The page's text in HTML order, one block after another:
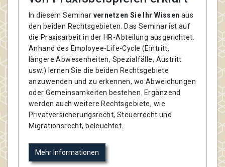
In diesem Seminar vernetzen Sie Ihr Wissen aus
den beiden Rechtsgebieten. Das Seminar ist auf
die Praxisarbeit in der HR-Abteilung ausgerichtet.
Anhand des Employee-Life-Cycle (Eintritt,
längere Abwesenheiten, Spezialfälle, Austritt
usw.) lernen Sie die beiden Rechtsgebiete
anzuwenden und zu erkennen, wo Abweichungen
oder Gemeinsamkeiten bestehen. Ergänzend
werden auch weitere Rechtsgebiete, wie
Privatversicherungsrecht, Steuerrecht und
Migrationsrecht, beleuchtet.
Mehr Informationen